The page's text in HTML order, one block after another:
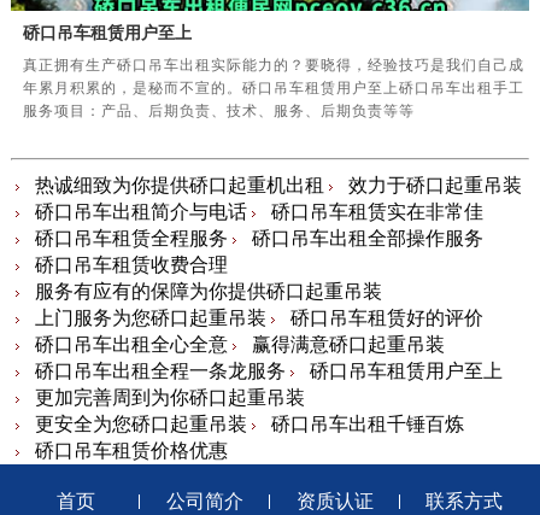
硚口吊车租赁用户至上
真正拥有生产硚口吊车出租实际能力的？要晓得，经验技巧是我们自己成
年累月积累的，是秘而不宣的。硚口吊车租赁用户至上硚口吊车出租手工
服务项目：产品、后期负责、技术、服务、后期负责等等
热诚细致为你提供硚口起重机出租
效力于硚口起重吊装
硚口吊车出租简介与电话
硚口吊车租赁实在非常佳
硚口吊车租赁全程服务
硚口吊车出租全部操作服务
硚口吊车租赁收费合理
服务有应有的保障为你提供硚口起重吊装
上门服务为您硚口起重吊装
硚口吊车租赁好的评价
硚口吊车出租全心全意
赢得满意硚口起重吊装
硚口吊车出租全程一条龙服务
硚口吊车租赁用户至上
更加完善周到为你硚口起重吊装
更安全为您硚口起重吊装
硚口吊车出租千锤百炼
硚口吊车租赁价格优惠
首页 公司简介 资质认证 联系方式